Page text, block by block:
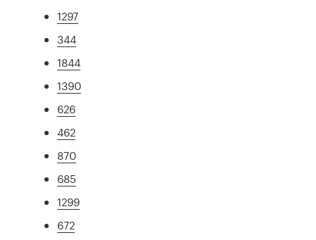
1297
344
1844
1390
626
462
870
685
1299
672